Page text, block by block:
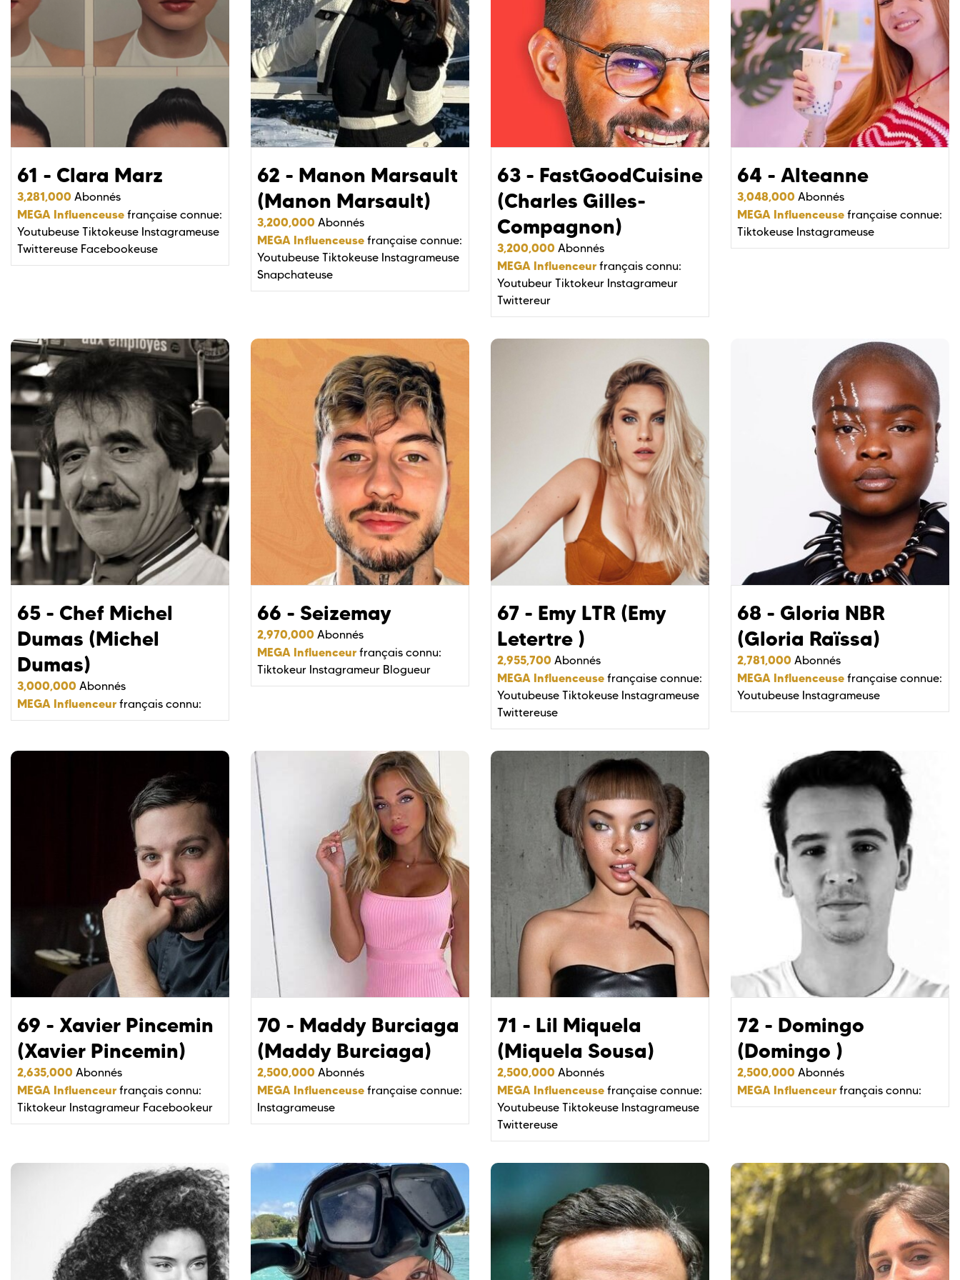
61 - Clara Marz
3,281,000 Abonnés
MEGA Influenceuse française connue:
Youtubeuse Tiktokeuse Instagrameuse
Twittereuse Facebookeuse
62 - Manon Marsault
(Manon Marsault)
3,200,000 Abonnés
MEGA Influenceuse française connue:
Youtubeuse Tiktokeuse Instagrameuse
Snapchateuse
63 - FastGoodCuisine
(Charles Gilles-
Compagnon)
3,200,000 Abonnés
MEGA Influenceur français connu:
Youtubeur Tiktokeur Instagrameur
Twittereur
64 - Alteanne
3,048,000 Abonnés
MEGA Influenceuse française connue:
Tiktokeuse Instagrameuse
65 - Chef Michel
Dumas (Michel
Dumas)
3,000,000 Abonnés
MEGA Influenceur français connu:
66 - Seizemay
2,970,000 Abonnés
MEGA Influenceur français connu:
Tiktokeur Instagrameur Blogueur
67 - Emy LTR (Emy
Letertre )
2,955,700 Abonnés
MEGA Influenceuse française connue:
Youtubeuse Tiktokeuse Instagrameuse
Twittereuse
68 - Gloria NBR
(Gloria Raïssa)
2,781,000 Abonnés
MEGA Influenceuse française connue:
Youtubeuse Instagrameuse
69 - Xavier Pincemin
(Xavier Pincemin)
2,635,000 Abonnés
MEGA Influenceur français connu:
Tiktokeur Instagrameur Facebookeur
70 - Maddy Burciaga
(Maddy Burciaga)
2,500,000 Abonnés
MEGA Influenceuse française connue:
Instagrameuse
71 - Lil Miquela
(Miquela Sousa)
2,500,000 Abonnés
MEGA Influenceuse française connue:
Youtubeuse Tiktokeuse Instagrameuse
Twittereuse
72 - Domingo
(Domingo )
2,500,000 Abonnés
MEGA Influenceur français connu: